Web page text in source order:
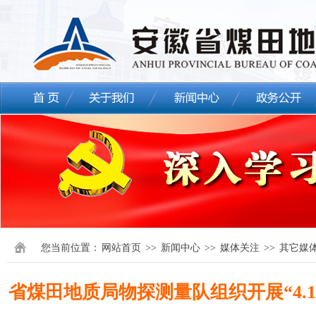
您当前位置： 网站首页 >> 新闻中心 >> 媒体关注 >> 其它媒
省煤田地质局物探测量队组织开展